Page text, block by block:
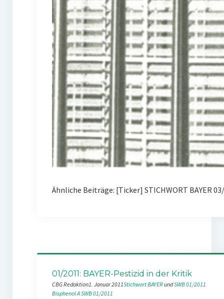
Ähnliche Beiträge: [Ticker] STICHWORT BAYER
01/2011: BAYER-Pestizid in der Kritik
CBG Redaktion1. Januar 2011Stichwort BAYER und SWB 01/2011
Bisphenol ASWB 01/2011